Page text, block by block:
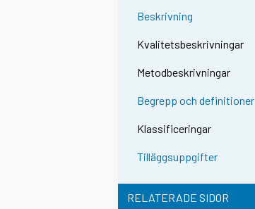
Beskrivning
Kvalitetsbeskrivningar
Metodbeskrivningar
Begrepp och definitioner
Klassificeringar
Tilläggsuppgifter
RELATERADE SIDOR